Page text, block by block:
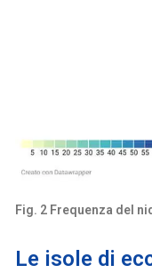
Fig. 2 Frequenza del
Le isole di